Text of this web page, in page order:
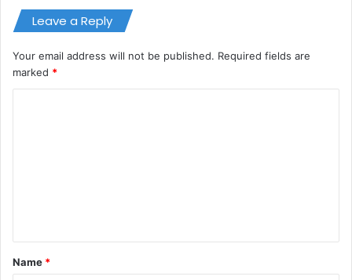
Leave a Reply
Your email address will not be published. Required fields are
marked *
t
*
Name *